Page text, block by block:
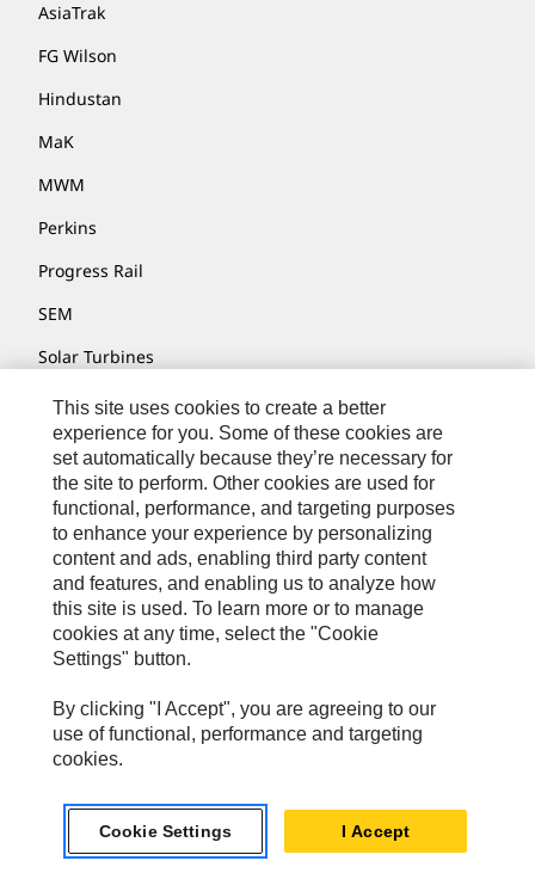
AsiaTrak
FG Wilson
Hindustan
MaK
MWM
Perkins
Progress Rail
SEM
Solar Turbines
SPM Oil & Gas
Turner Powertrain Systems
Контакты
Карта Сайта
Cookie Settings
Юридическое Уведомление
Cat.com
Caterpillar © 2026. Все права защищены..
This site uses cookies to create a better
experience for you. Some of these cookies are
set automatically because they’re necessary for
the site to perform. Other cookies are used for
functional, performance, and targeting purposes
to enhance your experience by personalizing
content and ads, enabling third party content
and features, and enabling us to analyze how
this site is used. To learn more or to manage
cookies at any time, select the "Cookie
Settings" button.
By clicking "I Accept", you are agreeing to our
use of functional, performance and targeting
cookies.
Cookie Settings I Accept